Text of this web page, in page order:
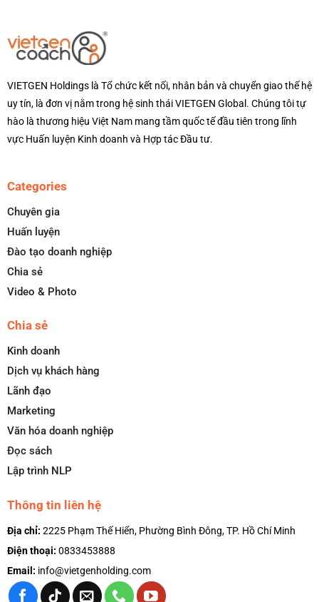
VIETGEN Holdings là Tổ chức kết nối, nhân bản và chuyển giao thế hệ
uy tín, là đơn vị nằm trong hệ sinh thái VIETGEN Global. Chúng tôi tự
hào là thương hiệu Việt Nam mang tầm quốc tế đầu tiên trong lĩnh
vực Huấn luyện Kinh doanh và Hợp tác Đầu tư.
Categories
Chuyên gia
Huấn luyện
Đào tạo doanh nghiệp
Chia sẻ
Video & Photo
Chia sẻ
Kinh doanh
Dịch vụ khách hàng
Lãnh đạo
Marketing
Văn hóa doanh nghiệp
Đọc sách
Lập trình NLP
Thông tin liên hệ
Địa chỉ: 2225 Phạm Thế Hiển, Phường Bình Đông, TP. Hồ Chí Minh
Điện thoại: 0833453888
Email: info@vietgenholding.com